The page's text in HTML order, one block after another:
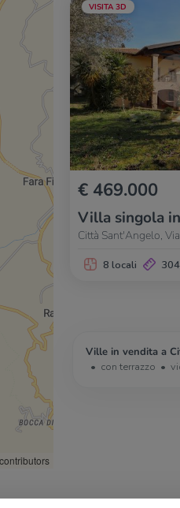
VISITA 3D
€ 469.000
Villa singola
Città Sant'Angelo,
8 locali
Ville in vendita a
con terrazzo